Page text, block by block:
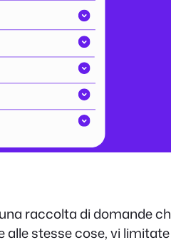
raccolta di domande
stesse cose, vi